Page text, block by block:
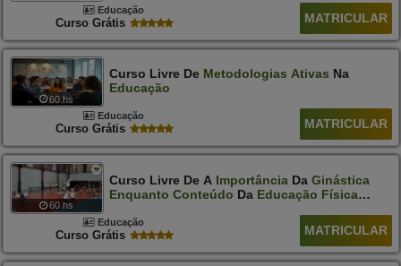
Educação
Curso Grátis MATRICULAR
60 hs
Curso Livre De Metodologias Ativas Na
Educação
Educação
Curso Grátis MATRICULAR
60 hs
Curso Livre De A ImportânciaDa Ginástica
Enquanto Conteúdo Da Educação Física
Educação
Curso Grátis MATRICULAR